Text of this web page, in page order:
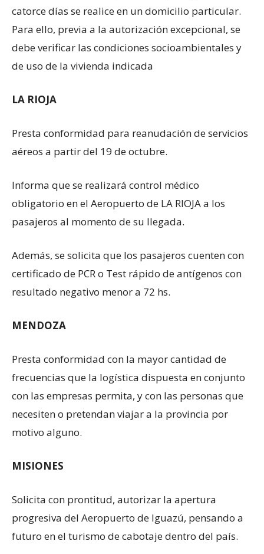
catorce días se realice en un domicilio particular.
Para ello, previa a la autorización excepcional, se
debe verificar las condiciones socioambientales y
de uso de la vivienda indicada
LA RIOJA
Presta conformidad para reanudación de servicios
aéreos a partir del 19 de octubre.
Informa que se realizará control médico
obligatorio en el Aeropuerto de LA RIOJA a los
pasajeros al momento de su llegada.
Además, se solicita que los pasajeros cuenten con
certificado de PCR o Test rápido de antígenos con
resultado negativo menor a 72 hs.
MENDOZA
Presta conformidad con la mayor cantidad de
frecuencias que la logística dispuesta en conjunto
con las empresas permita, y con las personas que
necesiten o pretendan viajar a la provincia por
motivo alguno.
MISIONES
Solicita con prontitud, autorizar la apertura
progresiva del Aeropuerto de Iguazú, pensando a
futuro en el turismo de cabotaje dentro del país.